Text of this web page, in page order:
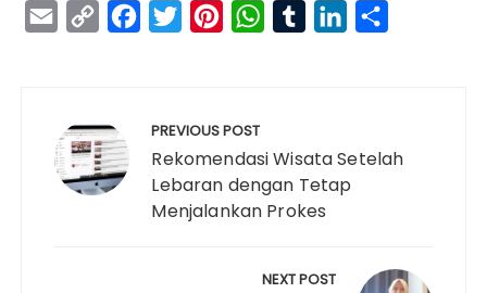
l
C
L
i
e
r
r
e
s
A
p
r
d
e
pos PREVIOUS POST
Rekomendasi Wisata Setelah
Lebaran dengan Tetap
Menjalankan Prokes
NEXT POST